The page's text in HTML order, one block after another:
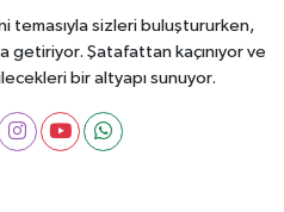
sizleri buluştururken,
getiriyor. Şatafattan kaçınıyor ve
bir altyapı sunuyor.